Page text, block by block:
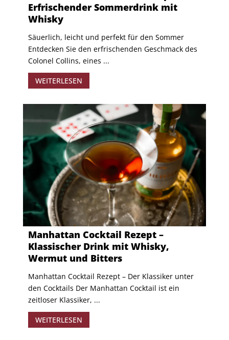
Erfrischender Sommerdrink mit
Whisky
Säuerlich, leicht und perfekt für den Sommer
Entdecken Sie den erfrischenden Geschmack des
Colonel Collins, eines ...
WEITERLESEN
Manhattan Cocktail Rezept –
Klassischer Drink mit Whisky,
Wermut und Bitters
​Manhattan Cocktail Rezept – Der Klassiker unter
den Cocktails Der Manhattan Cocktail ist ein
zeitloser Klassiker, ...
WEITERLESEN